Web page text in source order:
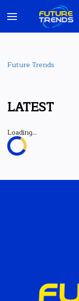
LATEST
Loading...
Future Trends